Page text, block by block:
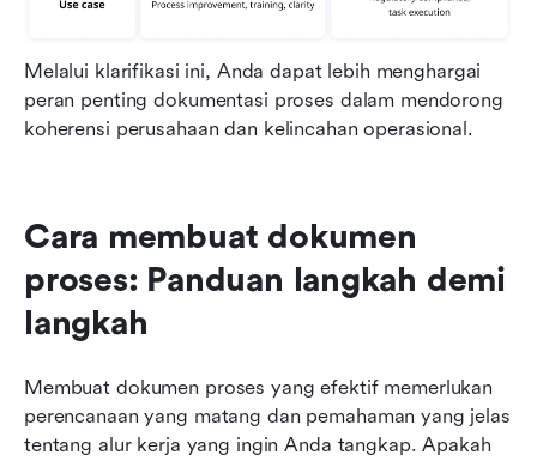
Melalui klarifikasi ini, Anda dapat lebih menghargai
peran penting dokumentasi proses dalam mendorong
koherensi perusahaan dan kelincahan operasional.
Cara membuat dokumen
proses: Panduan langkah demi
langkah
Membuat dokumen proses yang efektif memerlukan
perencanaan yang matang dan pemahaman yang jelas
tentang alur kerja yang ingin Anda tangkap. Apakah